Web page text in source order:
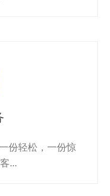
份轻松，一份惊
...